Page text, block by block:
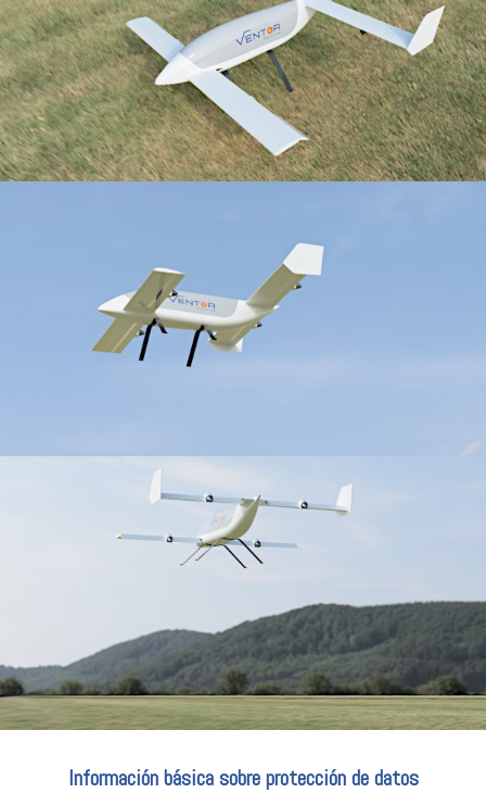
Información básica sobre protección de datos